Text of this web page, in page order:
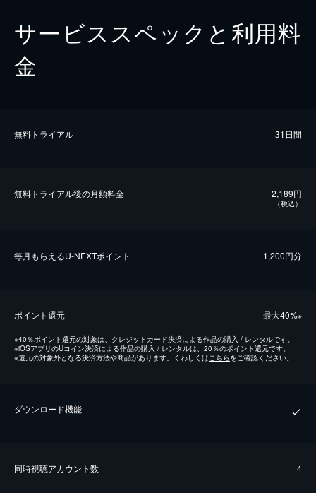
サービススペックと利用料
金
無料トライアル 31日間
無料トライアル後の⽉額料金 2,189円
（税込）
毎⽉もらえるU-NEXTポイント 1,200円分
ポイント還元 最⼤40%※
※40％ポイント還元の対象は、クレジットカード決済による作品の購入 / レンタルです。
※iOSアプリのUコイン決済による作品の購入 / レンタルは、20％のポイント還元です。
※還元の対象外となる決済方法や商品があります。くわしくはこちらをご確認ください。
ダウンロード機能
同時視聴アカウント数 4